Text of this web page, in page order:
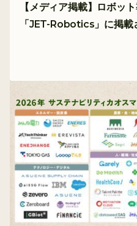
【メディア掲載】ロボッ
「JET-Robotics」に掲載